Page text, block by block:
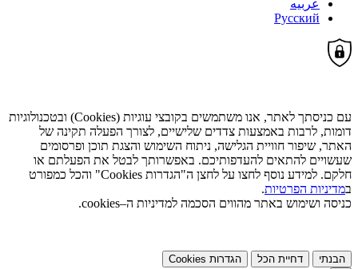
عربيه
Русский
עם כניסתך לאתר, אנו משתמשים בקובצי עוגיות (Cookies) ובטכנולוגיות
דומות, לרבות באמצעות צדדים שלישיים, לצורך הפעלה תקינה של
האתר, שיפור חוויית הגלישה, ניתוח השימוש והצגת תוכן ופרסומים
שעשויים להתאים להעדפותיכם. באפשרותך לבטל את הפעלתם או
חלקם. למידע נוסף לחצו על לחצן ה"הגדרות Cookies" והכל כמפורט
במדיניות הפרטיות.
כניסה ושימוש באתר מהווים הסכמה למדיניות ה–cookies.
הבנתי דחיית הכל
הגדרות Cookies